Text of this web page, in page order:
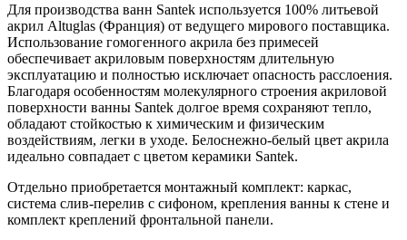
Для производства ванн Santek используется 100% литьевой
акрил Altuglas (Франция) от ведущего мирового поставщика.
Использование гомогенного акрила без примесей
обеспечивает акриловым поверхностям длительную
эксплуатацию и полностью исключает опасность расслоения.
Благодаря особенностям молекулярного строения акриловой
поверхности ванны Santek долгое время сохраняют тепло,
обладают стойкостью к химическим и физическим
воздействиям, легки в уходе. Белоснежно-белый цвет акрила
идеально совпадает с цветом керамики Santek.
Отдельно приобретается монтажный комплект: каркас,
система слив-перелив с сифоном, крепления ванны к стене и
комплект креплений фронтальной панели.